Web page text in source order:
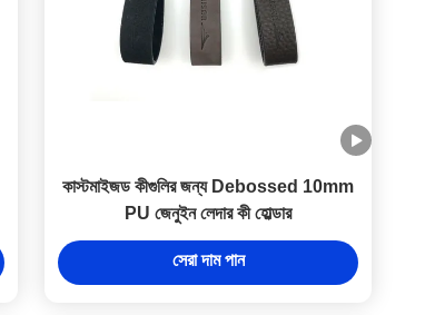
কাস্টমাইজড কীগুলির জন্য Debossed 10mm
PU জেনুইন লেদার কী হোল্ডার
সেরা দাম পান